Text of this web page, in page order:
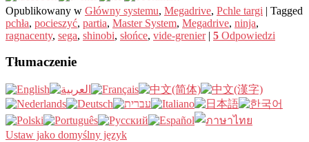
Opublikowany w Główny systemu, Megadrive, Pchle targi | Tagged
pchła, pocieszyć, partia, Master System, Megadrive, ninja,
ragnacenty, sega, shinobi, słońce, vide-grenier | 5 Odpowiedzi
Tłumaczenie
Ustaw jako domyślny język